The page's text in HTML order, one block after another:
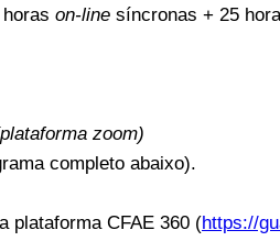
on-line síncronas + 25
zoom)
completo abaixo).
plataforma CFAE 360 (https://